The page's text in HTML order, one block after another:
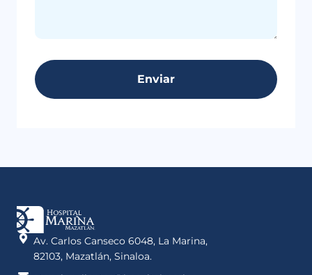
Enviar
Av. Carlos Canseco 6048, La Marina,
82103, Mazatlán, Sinaloa.